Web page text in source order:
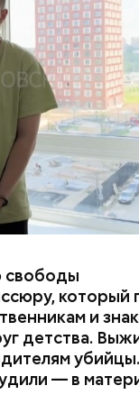
свободы
который
и
детства.
— в
не мог
нашли в